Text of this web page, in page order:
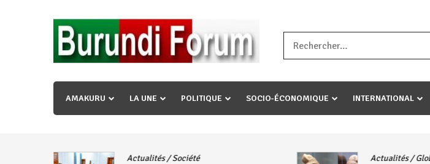
« Ingorane si ugupfa , ingorane ni ugupfa nabi ,gupfa ataco umariye umuryango wawe
uzopfire neza umuryango n’igihugu cakwibarutse ? »
AMAKURU LA UNE POLITIQUE SOCIO-ÉCONOMIQUE INTERNATIONAL
Actualités/Société Actualités/